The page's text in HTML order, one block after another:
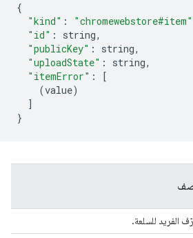
{
"kind" : "chromewebstore#item"
"id" : string,
"publicKey" : string,
"uploadState" : string,
"itemError" :
[
(value)
]
}
الفريد للسلعة.